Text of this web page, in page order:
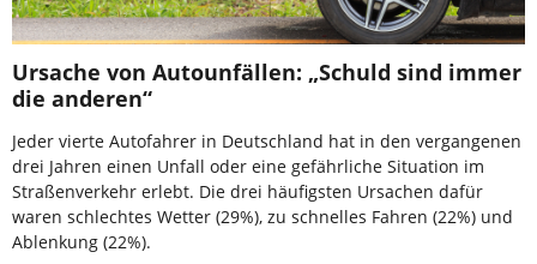
Ursache von Autounfällen: „Schuld sind immer
die anderen“
Jeder vierte Autofahrer in Deutschland hat in den vergangenen
drei Jahren einen Unfall oder eine gefährliche Situation im
Straßenverkehr erlebt. Die drei häufigsten Ursachen dafür
waren schlechtes Wetter (29%), zu schnelles Fahren (22%) und
Ablenkung (22%).